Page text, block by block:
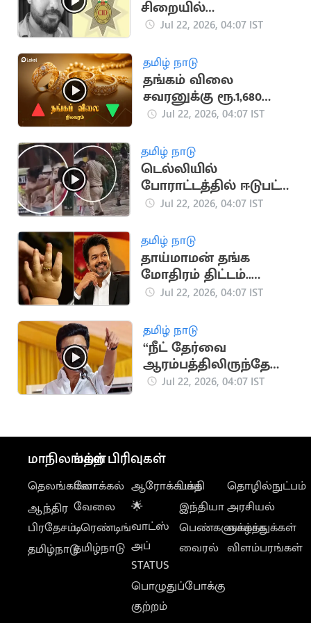
சிறையில்
விசாரணைக் கைதி
சிபிசிஐடி-க்கு மாற்றம்
Jul 22, 2026, 04:07 IST
தமிழ் நாடு
தங்கம் விலை
சவரனுக்கு ரூ.1,680
உயர்ந்தது
Jul 22, 2026, 04:07 IST
தமிழ் நாடு
டெல்லியில்
போராட்டத்தில் ஈடுபட்ட
பெண்ணை அறைந்த
Jul 22, 2026, 04:07 IST
தமிழ் நாடு
தாய்மாமன் தங்க
மோதிரம் திட்டம்..
வெளியான புதிய
Jul 22, 2026, 04:07 IST
தமிழ் நாடு
“நீட் தேர்வை
ஆரம்பத்திலிருந்தே
எதிர்த்து வந்தது
Jul 22, 2026, 04:07 IST
மாநிலங்கள்
தெலங்கானா
ஆந்திர
பிரதேசம்
தமிழ்நாடு
மற்ற பிரிவுகள்
லோக்கல்
வேலை
டிரெண்டிங்
தமிழ்நாடு
ஆரோக்கியம்
🌟
வாட்ஸ்
அப்
STATUS
பொழுதுப்போக்கு
குற்றம்
பக்தி
இந்தியா
பெண்களுக்காக
வைரல்
தொழில்நுட்பம்
அரசியல்
வாழ்த்துக்கள்
விளம்பரங்கள்